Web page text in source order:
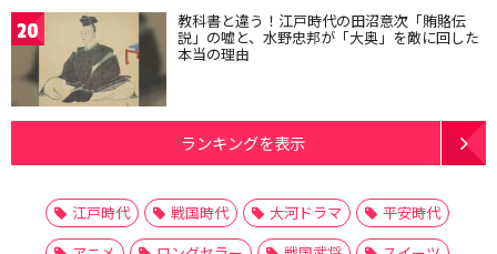
20 教科書と違う！江戸時代の田沼意次「賄賂伝
説」の嘘と、水野忠邦が「大奥」を敵に回した
本当の理由
ランキングを表示
江戸時代 戦国時代 大河ドラマ
平安時代